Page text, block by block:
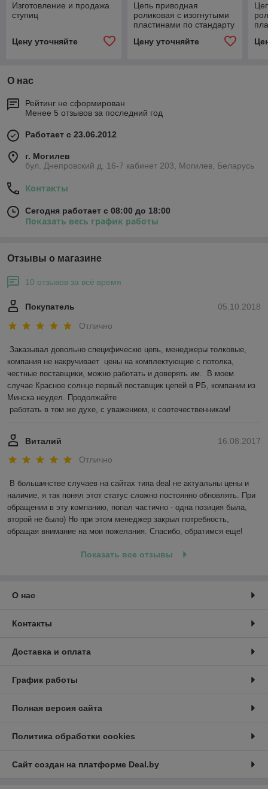
Изготовление и продажа
ступиц
Цену уточняйте
Цепь приводная
роликовая с изогнутыми
пластинами по стандарту
Цену уточняйте
О нас
Рейтинг не сформирован
Менее 5 отзывов за последний год
Работает с 23.06.2012
г. Могилев
бул. Днепровский д. 16-7 кабинет 203, Могилев, Беларусь
Контакты
Сегодня работает с 08:00 до 18:00
Показать весь график работы
Отзывы о магазине
10 отзывов за всё время
05.10.2018
Покупатель
Отлично
Заказывал довольно специфическю цепь, менеджеры толковые,
компания не накручивает  цены на комплектующие с потолка,
честные поставщики, можно работать и доверять им.  В моем
случае Красное солнце первый поставщик цепей в РБ, компании из
Минска неудел. Продолжайте
работать в том же духе, с уважением, к соотечественникам!
16.08.2017
Виталий
Отлично
В большинстве случаев на сайтах типа deal не актуальны цены и
наличие, я так понял этот статус сложно постоянно обновлять. При
обращении в эту компанию, попал частично - одна позиция была,
второй не было) Но при этом менеджер закрыл потребность,
обращая внимание на мои пожелания. Спасибо, обратимся еще!
Показать все отзывы
О нас
Контакты
Доставка и оплата
График работы
Полная версия сайта
Политика обработки cookies
Сайт создан на платформе Deal.by